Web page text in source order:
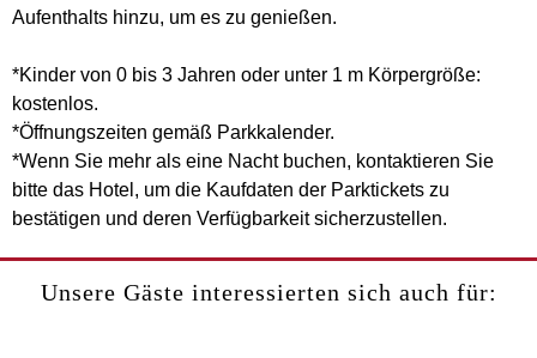
Aufenthalts hinzu, um es zu genießen.
*Kinder von 0 bis 3 Jahren oder unter 1 m Körpergröße:
kostenlos.
*Öffnungszeiten gemäß Parkkalender.
*Wenn Sie mehr als eine Nacht buchen, kontaktieren Sie
bitte das Hotel, um die Kaufdaten der Parktickets zu
bestätigen und deren Verfügbarkeit sicherzustellen.
Unsere Gäste interessierten sich auch für: